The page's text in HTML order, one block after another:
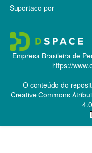
Suportado por
Empresa Brasileira de
https://
O conteúdo do
Creative Commons